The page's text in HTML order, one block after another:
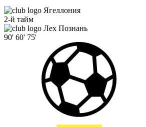
Ягеллония
2-й тайм
Лех Познань
90' 60' 75'